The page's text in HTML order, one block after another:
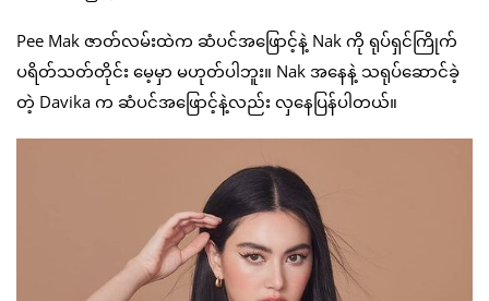
Pee Mak ဇာတ်လမ်းထဲက ဆံပင်အဖြောင့်နဲ့ Nak ကို ရုပ်ရှင်ကြိုက်
ပရိတ်သတ်တိုင်း မေ့မှာ မဟုတ်ပါဘူး။ Nak အနေနဲ့ သရုပ်ဆောင်ခဲ့
တဲ့ Davika က ဆံပင်အဖြောင့်နဲ့လည်း လှနေပြန်ပါတယ်။